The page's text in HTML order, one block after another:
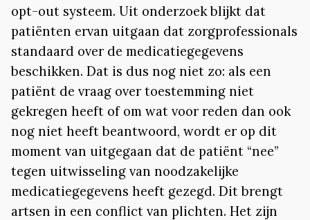
opt-out systeem. Uit onderzoek blijkt dat
patiënten ervan uitgaan dat zorgprofessionals
standaard over de medicatiegegevens
beschikken. Dat is dus nog niet zo: als een
patiënt de vraag over toestemming niet
gekregen heeft of om wat voor reden dan ook
nog niet heeft beantwoord, wordt er op dit
moment van uitgegaan dat de patiënt “nee”
tegen uitwisseling van noodzakelijke
medicatiegegevens heeft gezegd. Dit brengt
artsen in een conflict van plichten. Het zijn